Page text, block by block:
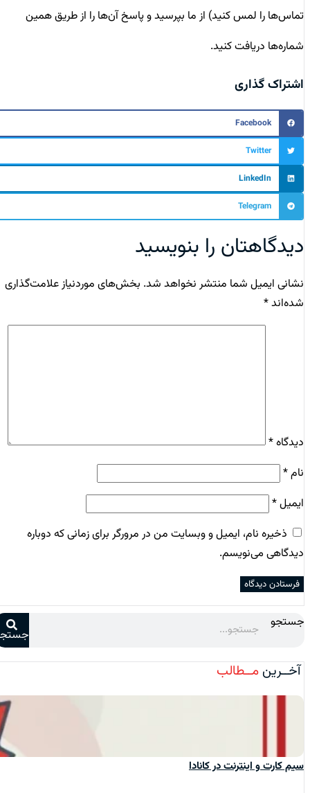
تماس‌ها را لمس کنید) از ما بپرسید و پاسخ آن‌ها را از طریق همین
شماره‌ها دریافت کنید.
اشتراک گذاری
Facebook
Twitter
LinkedIn
Telegram
دیدگاهتان را بنویسید
نشانی ایمیل شما منتشر نخواهد شد.بخش‌های موردنیاز علامت‌گذاری
شده‌اند*
دیدگاه*
نام*
ایمیل*
ذخیره نام، ایمیل و وبسایت من در مرورگر برای زمانی که دوباره
دیدگاهی می‌نویسم.
جستجو
جستجو
آخــرینمــطالب
سیم‌ کارت و اینترنت در کانادا